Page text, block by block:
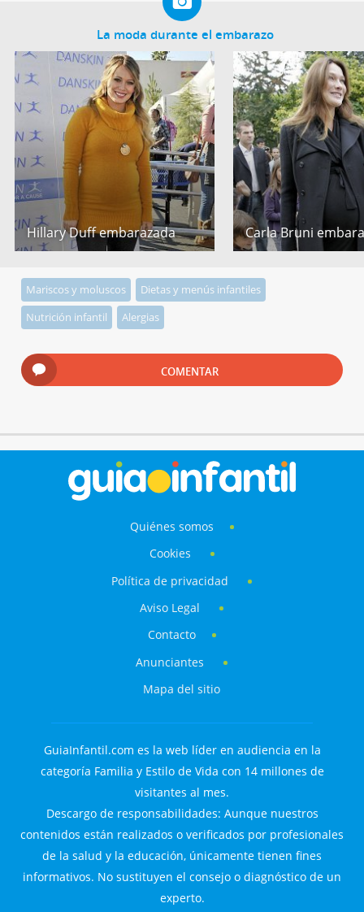
La moda durante el embarazo
Hillary Duff embarazada Carla Bruni
Mariscos y moluscos
Dietas y menús infantiles
Nutrición infantil
Alergias
COMENTAR
Quiénes somos
Cookies
Política de privacidad
Aviso Legal
Contacto
Anunciantes
Mapa del sitio
GuiaInfantil.com es la web líder en audiencia en la
categoría Familia y Estilo de Vida con 14 millones de
visitantes al mes.
Descargo de responsabilidades: Aunque nuestros
contenidos están realizados o verificados por profesionales
de la salud y la educación, únicamente tienen fines
informativos. No sustituyen el consejo o diagnóstico de un
experto.